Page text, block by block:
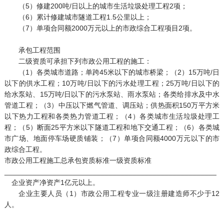
（5）修建200吨/日以上的城市生活垃圾处理工程2项；
（6）累计修建城市隧道工程1.5公里以上；
（7）单项合同额2000万元以上的市政综合工程项目2项。
承包工程范围
二级资质可承担下列市政公用工程的施工：
（1）各类城市道路；单跨45米以下的城市桥梁；（2）15万吨/日
以下的供水工程；10万吨/日以下的污水处理工程；25万吨/日以下的
给水泵站、15万吨/日以下的污水泵站、雨水泵站；各类给排水及中水
管道工程；（3）中压以下燃气管道、调压站；供热面积150万平方米
以下热力工程和各类热力管道工程；（4）各类城市生活垃圾处理工
程；（5）断面25平方米以下隧道工程和地下交通工程；（6）各类城
市广场、地面停车场硬质铺装；（7）单项合同额4000万元以下的市
政综合工程。
市政公用工程施工总承包资质标准一级资质标准
企业资产净资产1亿元以上。
企业主要人员（1）市政公用工程专业一级注册建造师不少于12
人。